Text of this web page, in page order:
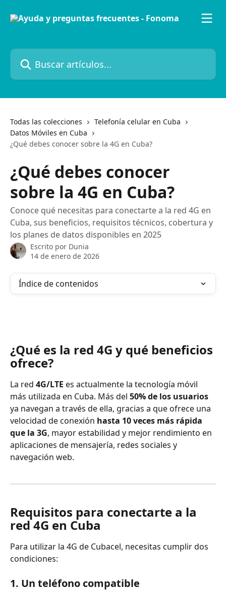
Buscar artículos...
Todas las colecciones
Telefonía celular en Cuba
Datos Móviles en Cuba
¿Qué debes conocer sobre la 4G en Cuba?
¿Qué debes conocer
sobre la 4G en Cuba?
Conoce qué necesitas para conectarte a la red 4G en
Cuba, sus beneficios, requisitos técnicos, cobertura y
los planes de datos disponibles en 2025
Escrito por Dunia
14 de enero de 2026
Índice de contenidos
¿Qué es la red 4G y qué beneficios
ofrece?
La red 4G/LTE es actualmente la tecnología móvil
más utilizada en Cuba. Más del 50% de los usuarios
ya navegan a través de ella, gracias a que ofrece una
velocidad de conexión hasta 10 veces más rápida
que la 3G, mayor estabilidad y mejor rendimiento en
aplicaciones de mensajería, redes sociales y
navegación web.
Requisitos para conectarte a la
red 4G en Cuba
Para utilizar la 4G de Cubacel, necesitas cumplir dos
condiciones:
1. Un teléfono compatible